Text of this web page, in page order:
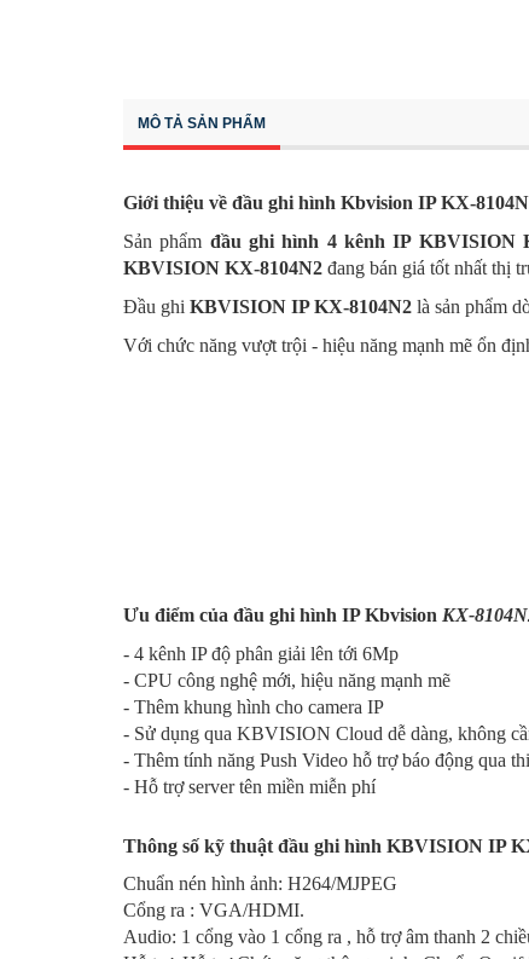
MÔ TẢ SẢN PHẨM
Giới thiệu về đầu ghi hình Kbvision IP KX-
Sản phẩm đầu ghi hình 4 kênh IP KBVISION
KBVISION KX-8104N2 đang bán giá tốt nhất thị
Đầu ghi KBVISION IPKX-8104N2 là sản phẩm
Với chức năng vượt trội - hiệu năng mạnh mẽ ổn
Ưu điểm của đầu ghi hình IP Kbvision KX-
- 4 kênh IP độ phân giải lên tới 6Mp
- CPU công nghệ mới, hiệu năng mạnh mẽ
- Thêm khung hình cho camera IP
- Sử dụng qua KBVISION Cloud dễ dàng, không
- Thêm tính năng Push Video hỗ trợ báo động qua
- Hỗ trợ server tên miền miễn phí
Thông số kỹ thuật đầu ghi hình KBVISION IP
Chuẩn nén hình ảnh: H264/MJPEG
Cổng ra : VGA/HDMI.
Audio: 1 cổng vào 1 cổng ra , hỗ trợ âm thanh 2